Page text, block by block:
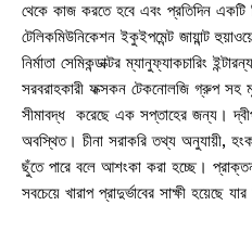
থেকে কাজ করতে হবে এবং প্রতিদিন
টেলিকমিউনিকেশন ইকুইপমেন্ট জায়ান্ট
নির্মাতা সেমিকন্ডাক্টর ম্যানুফ্যাকচারিং
সরবরাহকারী ফক্সকন টেকনোলজি গ্রুপ সহ
সীমাবদ্ধ করেছে এক সপ্তাহের জন্য।
অবস্থিত। চীনা সরাকরি তথ্য অনুযায়ী,
ছুঁতে পারে বলে আশংকা করা হচ্ছে।
সবচেয়ে খারাপ প্রাদুর্ভাবের সাক্ষী হয়েছে